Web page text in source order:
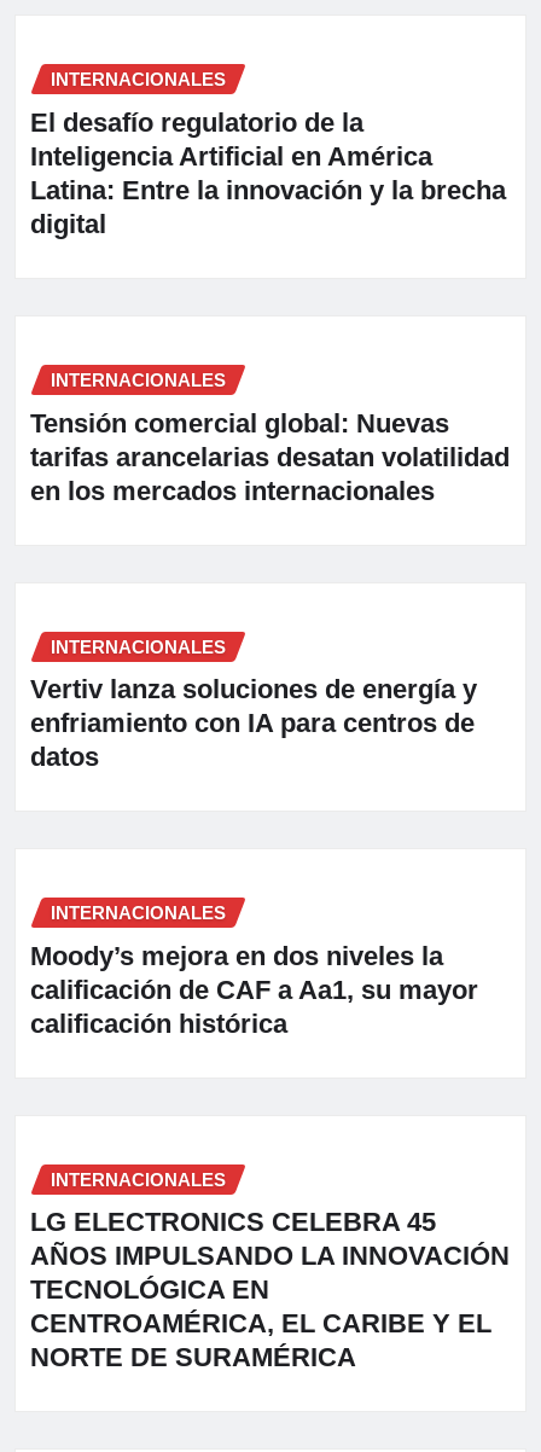
INTERNACIONALES
El desafío regulatorio de la
Inteligencia Artificial en América
Latina: Entre la innovación y la brecha
digital
INTERNACIONALES
Tensión comercial global: Nuevas
tarifas arancelarias desatan volatilidad
en los mercados internacionales
INTERNACIONALES
Vertiv lanza soluciones de energía y
enfriamiento con IA para centros de
datos
INTERNACIONALES
Moody’s mejora en dos niveles la
calificación de CAF a Aa1, su mayor
calificación histórica
INTERNACIONALES
LG ELECTRONICS CELEBRA 45
AÑOS IMPULSANDO LA INNOVACIÓN
TECNOLÓGICA EN
CENTROAMÉRICA, EL CARIBE Y EL
NORTE DE SURAMÉRICA